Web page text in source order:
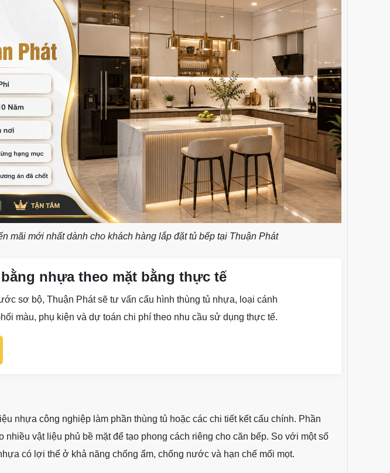
mãi mới nhất dành cho khách hàng lắp đặt tủ bếp tại Thuận Phát
nhựa theo mặt bằng thực tế
sơ bộ, Thuận Phát sẽ tư vấn cấu hình thùng tủ nhựa, loại cánh
màu, phụ kiện và dự toán chi phí theo nhu cầu sử dụng thực tế.
nhựa công nghiệp làm phần thùng tủ hoặc các chi tiết kết cấu chính. Phần
nhiều vật liệu phủ bề mặt để tạo phong cách riêng cho căn bếp. So với một số
có lợi thế ở khả năng chống ẩm, chống nước và hạn chế mối mọt.